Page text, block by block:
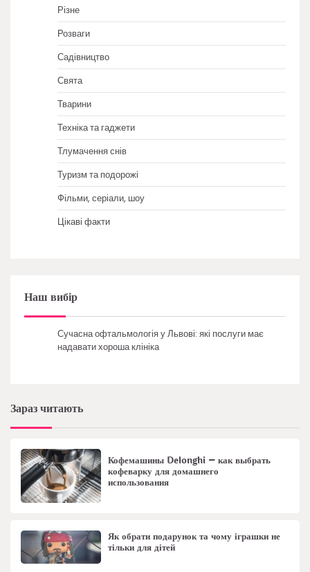
Різне
Розваги
Садівництво
Свята
Тварини
Техніка та гаджети
Тлумачення снів
Туризм та подорожі
Фільми, серіали, шоу
Цікаві факти
Наш вибір
Сучасна офтальмологія у Львові: які послуги має
надавати хороша клініка
Зараз читають
Кофемашины Delonghi – как выбрать
кофеварку для домашнего
использования
Як обрати подарунок та чому іграшки не
тільки для дітей